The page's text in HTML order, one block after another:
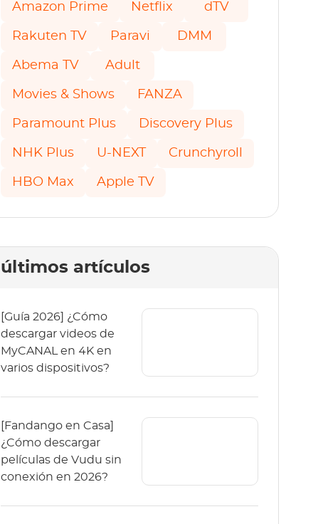
Amazon Prime Netflix dTV
Rakuten TV Paravi DMM
Abema TV Adult
Movies & Shows FANZA
Paramount Plus Discovery Plus
NHK Plus U-NEXT Crunchyroll
HBO Max Apple TV
últimos artículos
[Guía 2026] ¿Cómo
descargar videos de
MyCANAL en 4K en
varios dispositivos?
[Fandango en Casa]
¿Cómo descargar
películas de Vudu sin
conexión en 2026?